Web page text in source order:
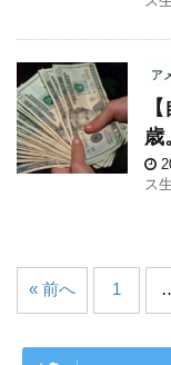
ア
歳
ス
« 前へ 1